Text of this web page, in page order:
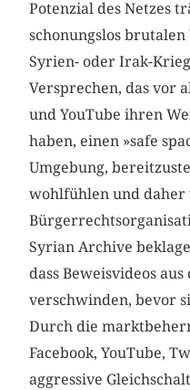
Potenzial des Netzes
schonungslos brutalen
Syrien- oder Irak-
Versprechen, das vor
und YouTube ihren
haben, einen »safe
Umgebung,
wohlfühlen und
Syrian Archive
dass Beweisvideos
verschwinden, bevor
Durch die
Facebook, YouTube,
aggressive